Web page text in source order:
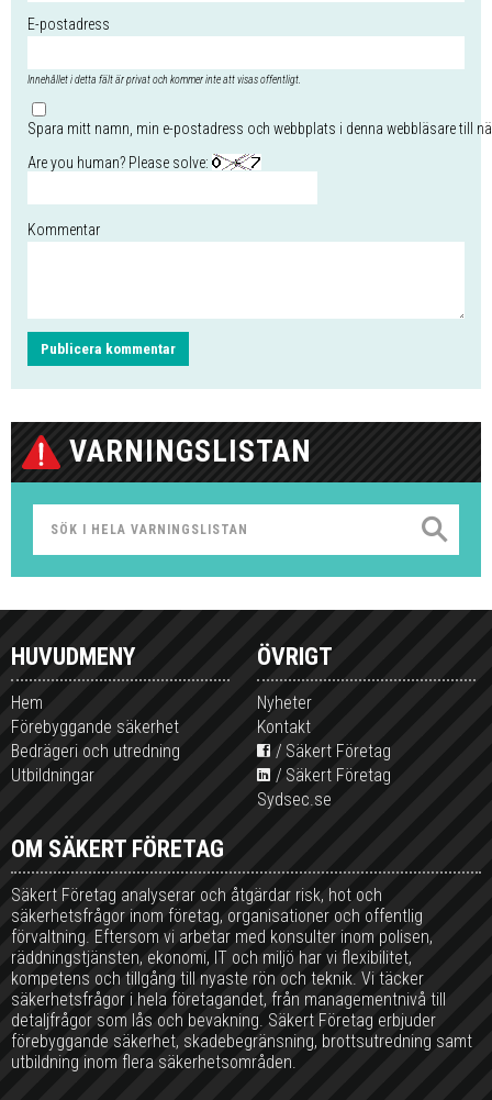
E-postadress
Innehållet i detta fält är privat och kommer inte att visas offentligt.
Spara mitt namn, min e-postadress och webbplats i denna webbläsare till
Are you human? Please solve:
Kommentar
VARNINGSLISTAN
HUVUDMENY
Hem
Förebyggande säkerhet
Bedrägeri och utredning
Utbildningar
ÖVRIGT
Nyheter
Kontakt
Säkert Företag
Säkert Företag
Sydsec.se
OM SÄKERT FÖRETAG
Säkert Företag analyserar och åtgärdar risk, hot och
säkerhetsfrågor inom företag, organisationer och offentlig
förvaltning. Eftersom vi arbetar med konsulter inom polisen,
räddningstjänsten, ekonomi, IT och miljö har vi flexibilitet,
kompetens och tillgång till nyaste rön och teknik. Vi täcker
säkerhetsfrågor i hela företagandet, från managementnivå till
detaljfrågor som lås och bevakning. Säkert Företag erbjuder
förebyggande säkerhet, skadebegränsning, brottsutredning samt
utbildning inom flera säkerhetsområden.